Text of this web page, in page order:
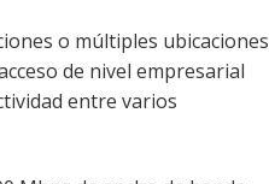
o múltiples ubicaciones
de nivel empresarial
entre varios